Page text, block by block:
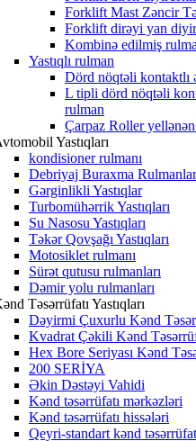
Forklift Mast Zəncir
Forklift dirəyi yan
Kombinə edilmiş
Yastıqlı rulman
Dörd nöqtəli kontaktlı
L tipli dörd nöqtəli
rulman
Çarpaz Roller
Yastıqları
kondisioner rulmanı
Debriyaj Buraxma
Gərginlikli Yastıqlar
Turbomühərrik Yastıqları
Su Nasosu Yastıqları
Təkər Qovşağı Yastıqları
Motosiklet rulmanı
Sürət qutusu rulmanları
Dəmir yolu rulmanları
Təsərrüfatı Yastıqları
Dəyirmi Çuxurlu Kənd
Kvadrat Çəkili Kənd
Hex Bore Seriyası Kənd
200 SERİYA
Əkin Dəstəyi Vahidi
Kənd təsərrüfatı mərkəzləri
Kənd təsərrüfatı hissələri
Qeyri-standart kənd